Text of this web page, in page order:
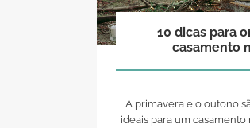
10 dicas para
casamento
A primavera e o outono
ideais para um casamento